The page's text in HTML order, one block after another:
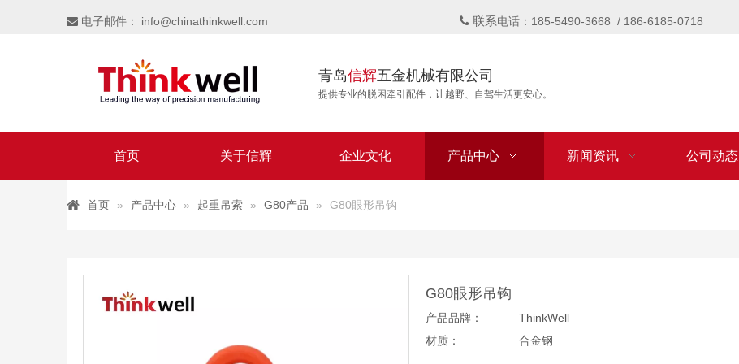
 电子邮件： info@chinathinkwell.com  联系电话：185-5490-3668 / 186-6185-0718
青岛信辉五金机械有限公司
提供专业的脱困牵引配件，让越野、自驾生活更安心。
首页 关于信辉 企业文化 产品中心 新闻资讯 公司动态
首页 » 产品中心 » 起重吊索 » G80产品 » G80眼形吊钩
G80眼形吊钩
产品品牌：
ThinkWell
材质：
合金钢